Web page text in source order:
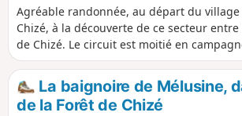
Agréable randonnée, au départ du village
Chizé, à la découverte de ce secteur
de Chizé. Le circuit est moitié en
paysages variés de bocage, près de la
grandes cultures, au delà, et moitié en
l'Ouest de l'Asinerie du Baudet du Poitou.
La baignoire de Mélusine,
de la Forêt de Chizé